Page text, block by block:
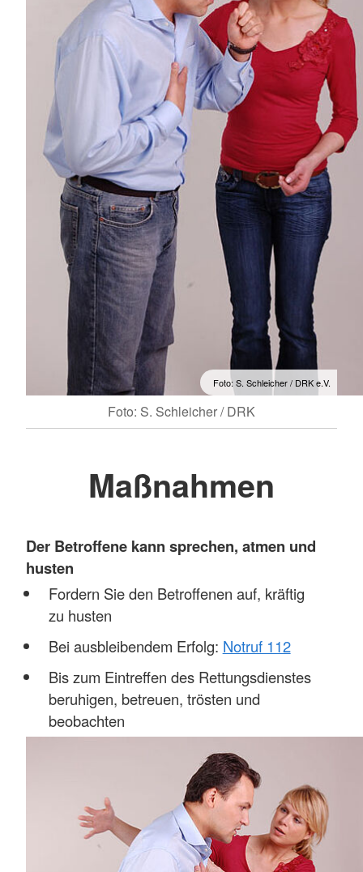
Foto: S. Schleicher / DRK e.V.
Foto: S. Schleicher / DRK
Maßnahmen
Der Betroffene kann sprechen, atmen und
husten
Fordern Sie den Betroffenen auf, kräftig
zu husten
Bei ausbleibendem Erfolg: Notruf 112
Bis zum Eintreffen des Rettungsdienstes
beruhigen, betreuen, trösten und
beobachten